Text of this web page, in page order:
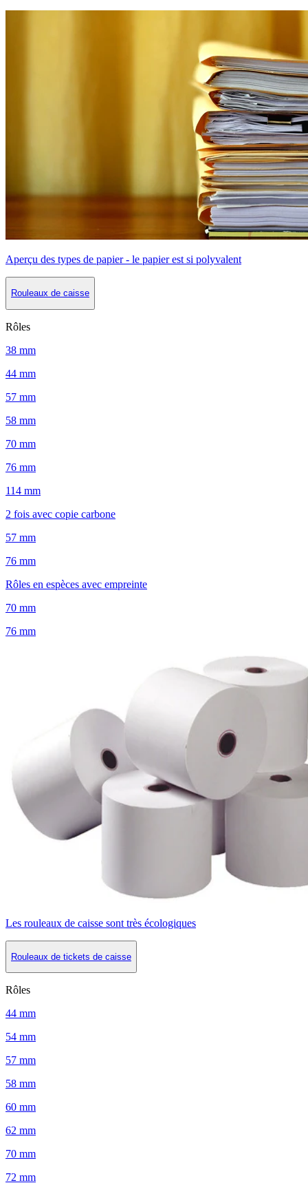
Aperçu des types de papier - le papier est si polyvalent
Rouleaux de caisse
Rôles
38 mm
44 mm
57 mm
58 mm
70 mm
76 mm
114 mm
2 fois avec copie carbone
57 mm
76 mm
Rôles en espèces avec empreinte
70 mm
76 mm
Les rouleaux de caisse sont très écologiques
Rouleaux de tickets de caisse
Rôles
44 mm
54 mm
57 mm
58 mm
60 mm
62 mm
70 mm
72 mm